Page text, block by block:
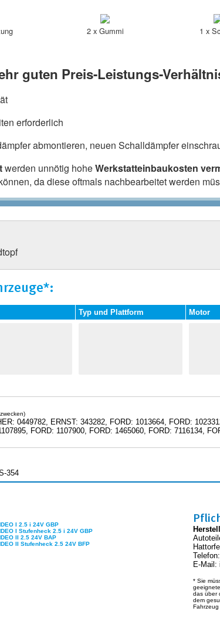
2 x Gummi 1 x
guten Preis-Leistungs-
erforderlich
abmontieren, neuen Schalldämpfer
werden unnötig hoheWerkstatteinbaukosten
da diese oftmals nachbearbeitet werden
Typ und Plattform Motor
0449782, ERNST: 343282, FORD: 1013664, FORD:
FORD: 1107900, FORD: 1465060, FORD: 7116134,
354
I 2.5 i 24V GBP
I Stufenheck 2.5 i 24V GBP
II 2.5 24V BAP
II Stufenheck 2.5 24V BFP
E-Mail:
* Sie
das über
dem
Fahrzeug